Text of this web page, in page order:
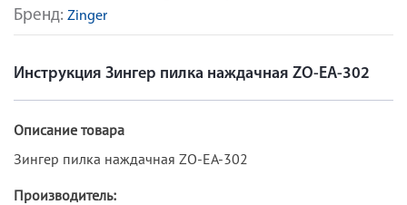
Бренд: Zinger
Инструкция Зингер пилка наждачная ZO-EA-302
Описание товара
Зингер пилка наждачная ZO-EA-302
Производитель: